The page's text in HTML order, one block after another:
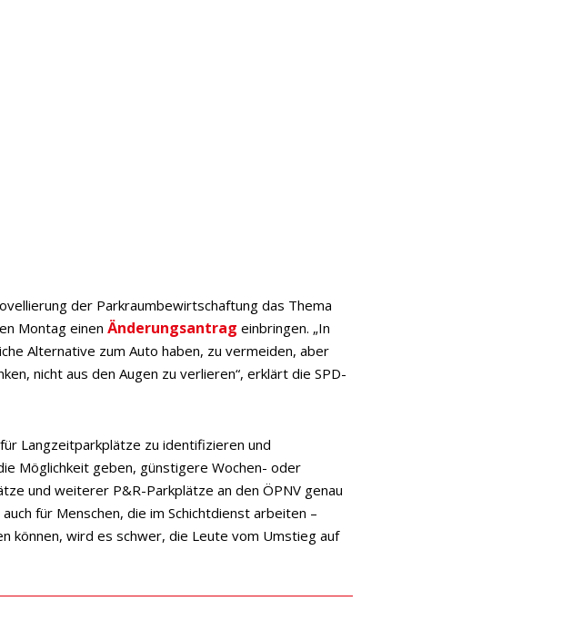
der Parkraumbewirtschaftung das Thema
Montag einenÄnderungsantrag einbringen. „In
Alternative zum Auto haben, zu vermeiden, aber
nicht aus den Augen zu verlieren“, erklärt die SPD-
Langzeitparkplätze zu identifizieren und
Möglichkeit geben, günstigere Wochen- oder
und weiterer P&R-Parkplätze an den ÖPNV genau
für Menschen, die im Schichtdienst arbeiten –
können, wird es schwer, die Leute vom Umstieg auf